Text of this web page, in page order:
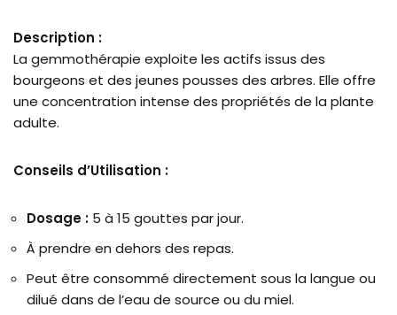
Description :
La gemmothérapie exploite les actifs issus des
bourgeons et des jeunes pousses des arbres. Elle offre
une concentration intense des propriétés de la plante
adulte.
Conseils d’Utilisation :
Dosage : 5 à 15 gouttes par jour.
À prendre en dehors des repas.
Peut être consommé directement sous la langue ou
dilué dans de l’eau de source ou du miel.